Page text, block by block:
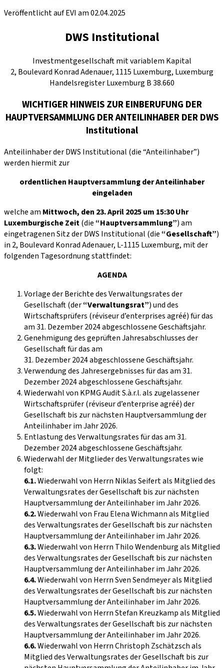
Veröffentlicht auf EVI am 02.04.2025
DWS Institutional
Investmentgesellschaft mit variablem Kapital
2, Boulevard Konrad Adenauer, 1115 Luxemburg, Luxemburg
Handelsregister Luxemburg B 38.660
WICHTIGER HINWEIS ZUR EINBERUFUNG DER
HAUPTVERSAMMLUNG DER ANTEILINHABER DER DWS
Institutional
Anteilinhaber der DWS Institutional (die “Anteilinhaber”)
werden hiermit zur
ordentlichen Hauptversammlung der Anteilinhaber
eingeladen
welche am Mittwoch, den 23. April 2025 um 15:30 Uhr
Luxemburgische Zeit(die“Hauptversammlung”) am
eingetragenen Sitz der DWS Institutional (die“Gesellschaft”)
in 2, Boulevard Konrad Adenauer, L-1115 Luxemburg, mit der
folgenden Tagesordnung stattfindet:
AGENDA
Vorlage der Berichte des Verwaltungsrates der
Gesellschaft (der“Verwaltungsrat”) und des
Wirtschaftsprüfers (réviseur d’enterprises agréé) für das
am 31. Dezember 2024 abgeschlossene Geschäftsjahr.
Genehmigung des geprüften Jahresabschlusses der
Gesellschaft für das am
31. Dezember 2024 abgeschlossene Geschäftsjahr.
Verwendung des Jahresergebnisses für das am 31.
Dezember 2024 abgeschlossene Geschäftsjahr.
Wiederwahl von KPMG Audit S.à.r.l. als zugelassener
Wirtschaftsprüfer (réviseur d’enterprise agréé) der
Gesellschaft bis zur nächsten Hauptversammlung der
Anteilinhaber im Jahr 2026.
Entlastung des Verwaltungsrates für das am 31.
Dezember 2024 abgeschlossene Geschäftsjahr.
Wiederwahl der Mitglieder des Verwaltungsrates wie
folgt:
6.1.Wiederwahl von Herrn Niklas Seifert als Mitglied des
Verwaltungsrates der Gesellschaft bis zur nächsten
Hauptversammlung der Anteilinhaber im Jahr 2026.
6.2.Wiederwahl von Frau Elena Wichmann als Mitglied
des Verwaltungsrates der Gesellschaft bis zur nächsten
Hauptversammlung der Anteilinhaber im Jahr 2026.
6.3.Wiederwahl von Herrn Thilo Wendenburg als Mitglied
des Verwaltungsrates der Gesellschaft bis zur nächsten
Hauptversammlung der Anteilinhaber im Jahr 2026.
6.4.Wiederwahl von Herrn Sven Sendmeyer als Mitglied
des Verwaltungsrates der Gesellschaft bis zur nächsten
Hauptversammlung der Anteilinhaber im Jahr 2026.
6.5.Wiederwahl von Herrn Stefan Kreuzkamp als Mitglied
des Verwaltungsrates der Gesellschaft bis zur nächsten
Hauptversammlung der Anteilinhaber im Jahr 2026.
6.6.Wiederwahl von Herrn Christoph Zschätzsch als
Mitglied des Verwaltungsrates der Gesellschaft bis zur